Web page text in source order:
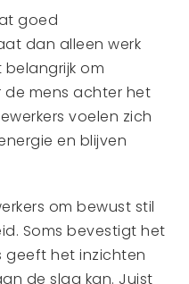
goed
dan alleen werk
om
mens achter het
voelen zich
en blijven
om bewust stil
Soms bevestigt het
het inzichten
de slag kan. Juist